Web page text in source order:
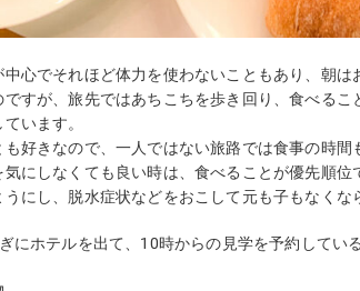
心でそれほど体力を使わないこともあり、朝
すが、旅先ではあちこちを歩き回り、食べる
います。
好きなので、一人ではない旅路では食事の時
にしなくても良い時は、食べることが優先順位
にし、脱水症状などをおこして元も子もなくな
にホテルを出て、10時からの見学を予約してい